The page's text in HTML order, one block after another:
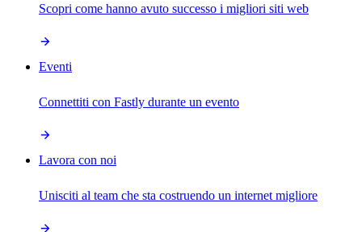
Scopri come hanno avuto successo i migliori siti web
Eventi
Connettiti con Fastly durante un evento
Lavora con noi
Unisciti al team che sta costruendo un internet migliore